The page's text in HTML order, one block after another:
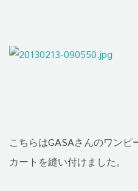
こちらはGASAさんのワンピ
カートを縫い付けました。